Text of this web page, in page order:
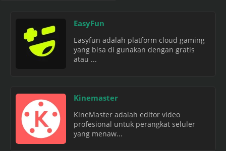
EasyFun
Easyfun adalah platform cloud gaming
yang bisa di gunakan dengan gratis
atau ...
Kinemaster
KineMaster adalah editor video
profesional untuk perangkat seluler
yang menaw...